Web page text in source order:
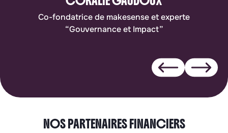
Co-fondatrice de makesense et experte
“Gouvernance et Impact”
NOS PARTENAIRES FINANCIERS